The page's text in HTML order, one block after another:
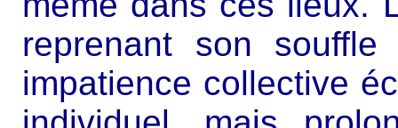
reprenant son
impatience collective